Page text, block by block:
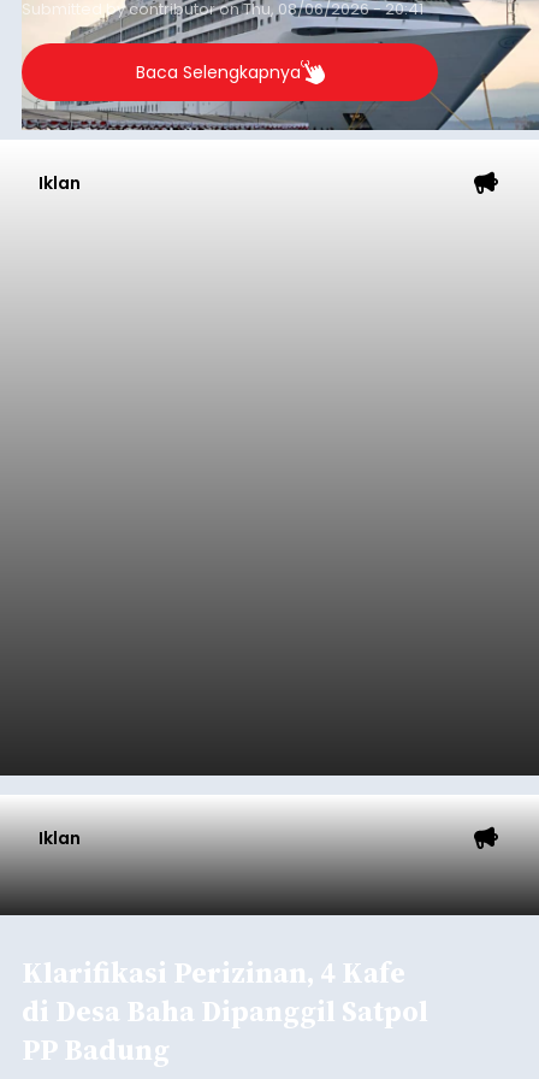
Submitted bycontributoronThu, 08/06/2026 - 20:41
Baca Selengkapnya
Iklan
Iklan
Klarifikasi Perizinan, 4 Kafe
di Desa Baha Dipanggil Satpol
PP Badung